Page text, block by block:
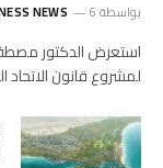
بواسطة NEWS 6 أغسطس، 2026
استعرض الدكتور
لمشروع قانون